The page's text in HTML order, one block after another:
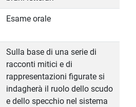
Esame orale
Sulla base di una serie di
racconti mitici e di
rappresentazioni figurate si
indagherà il ruolo dello scudo
e dello specchio nel sistema